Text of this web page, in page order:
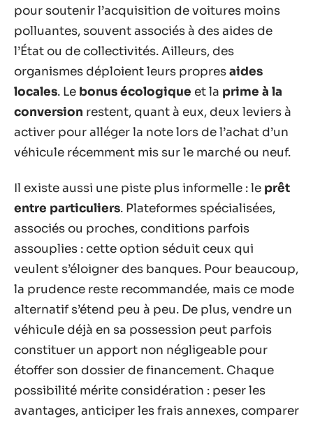
pour soutenir l’acquisition de voitures moins
polluantes, souvent associés à des aides de
l’État ou de collectivités. Ailleurs, des
organismes déploient leurs propresaides
locales. Le bonus écologique et la prime à la
conversion restent, quant à eux, deux leviers à
activer pour alléger la note lors de l’achat d’un
véhicule récemment mis sur le marché ou neuf.
Il existe aussi une piste plus informelle : le prêt
entre particuliers. Plateformes spécialisées,
associés ou proches, conditions parfois
assouplies : cette option séduit ceux qui
veulent s’éloigner des banques. Pour beaucoup,
la prudence reste recommandée, mais ce mode
alternatif s’étend peu à peu. De plus, vendre un
véhicule déjà en sa possession peut parfois
constituer un apport non négligeable pour
étoffer son dossier de financement. Chaque
possibilité mérite considération : peser les
avantages, anticiper les frais annexes, comparer